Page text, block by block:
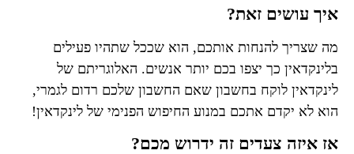
איך עושים זאת?
מה שצריך להנחות אותכם, הוא שככל שתהיו פעילים
בלינקדאין כך יצפו בכם יותר אנשים. האלוגריתם של
לינקדאין לוקח בחשבון שאם החשבון שלכם רדום לגמרי,
הוא לא יקדם אתכם במנוע החיפוש הפנימי של לינקדאין!
אז איזה צעדים זה ידרוש מכם?